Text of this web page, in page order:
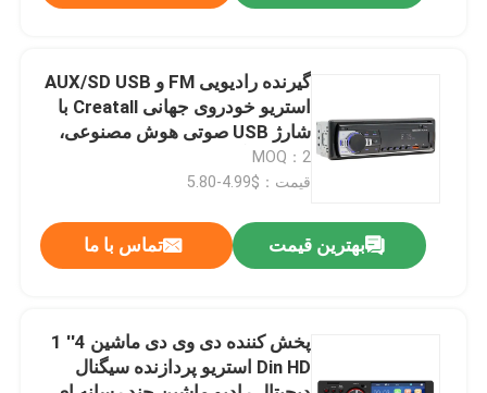
موارد
ماژول برد تقویت کننده
گیرنده رادیویی FM و AUX/SD USB
استریو خودروی جهانی Creatall با
شارژ USB صوتی هوش مصنوعی،
گیرنده و آمپلی‌فایر پلاستیکی
MOQ：2
قیمت：$4.99-5.80
بهترین قیمت تماس با ما
پخش کننده دی وی دی ماشین 4'' 1
Din HD استریو پردازنده سیگنال